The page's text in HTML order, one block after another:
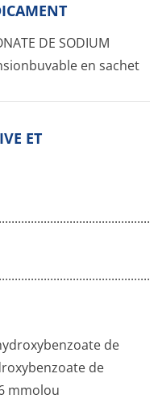
DE SODIUM
en sachet
ET
de
de
mmolou